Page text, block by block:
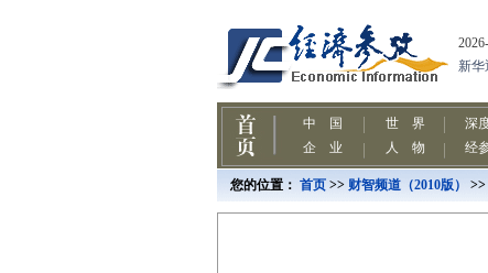
您的位置： 首页 >> 财智频道（2010版） >>